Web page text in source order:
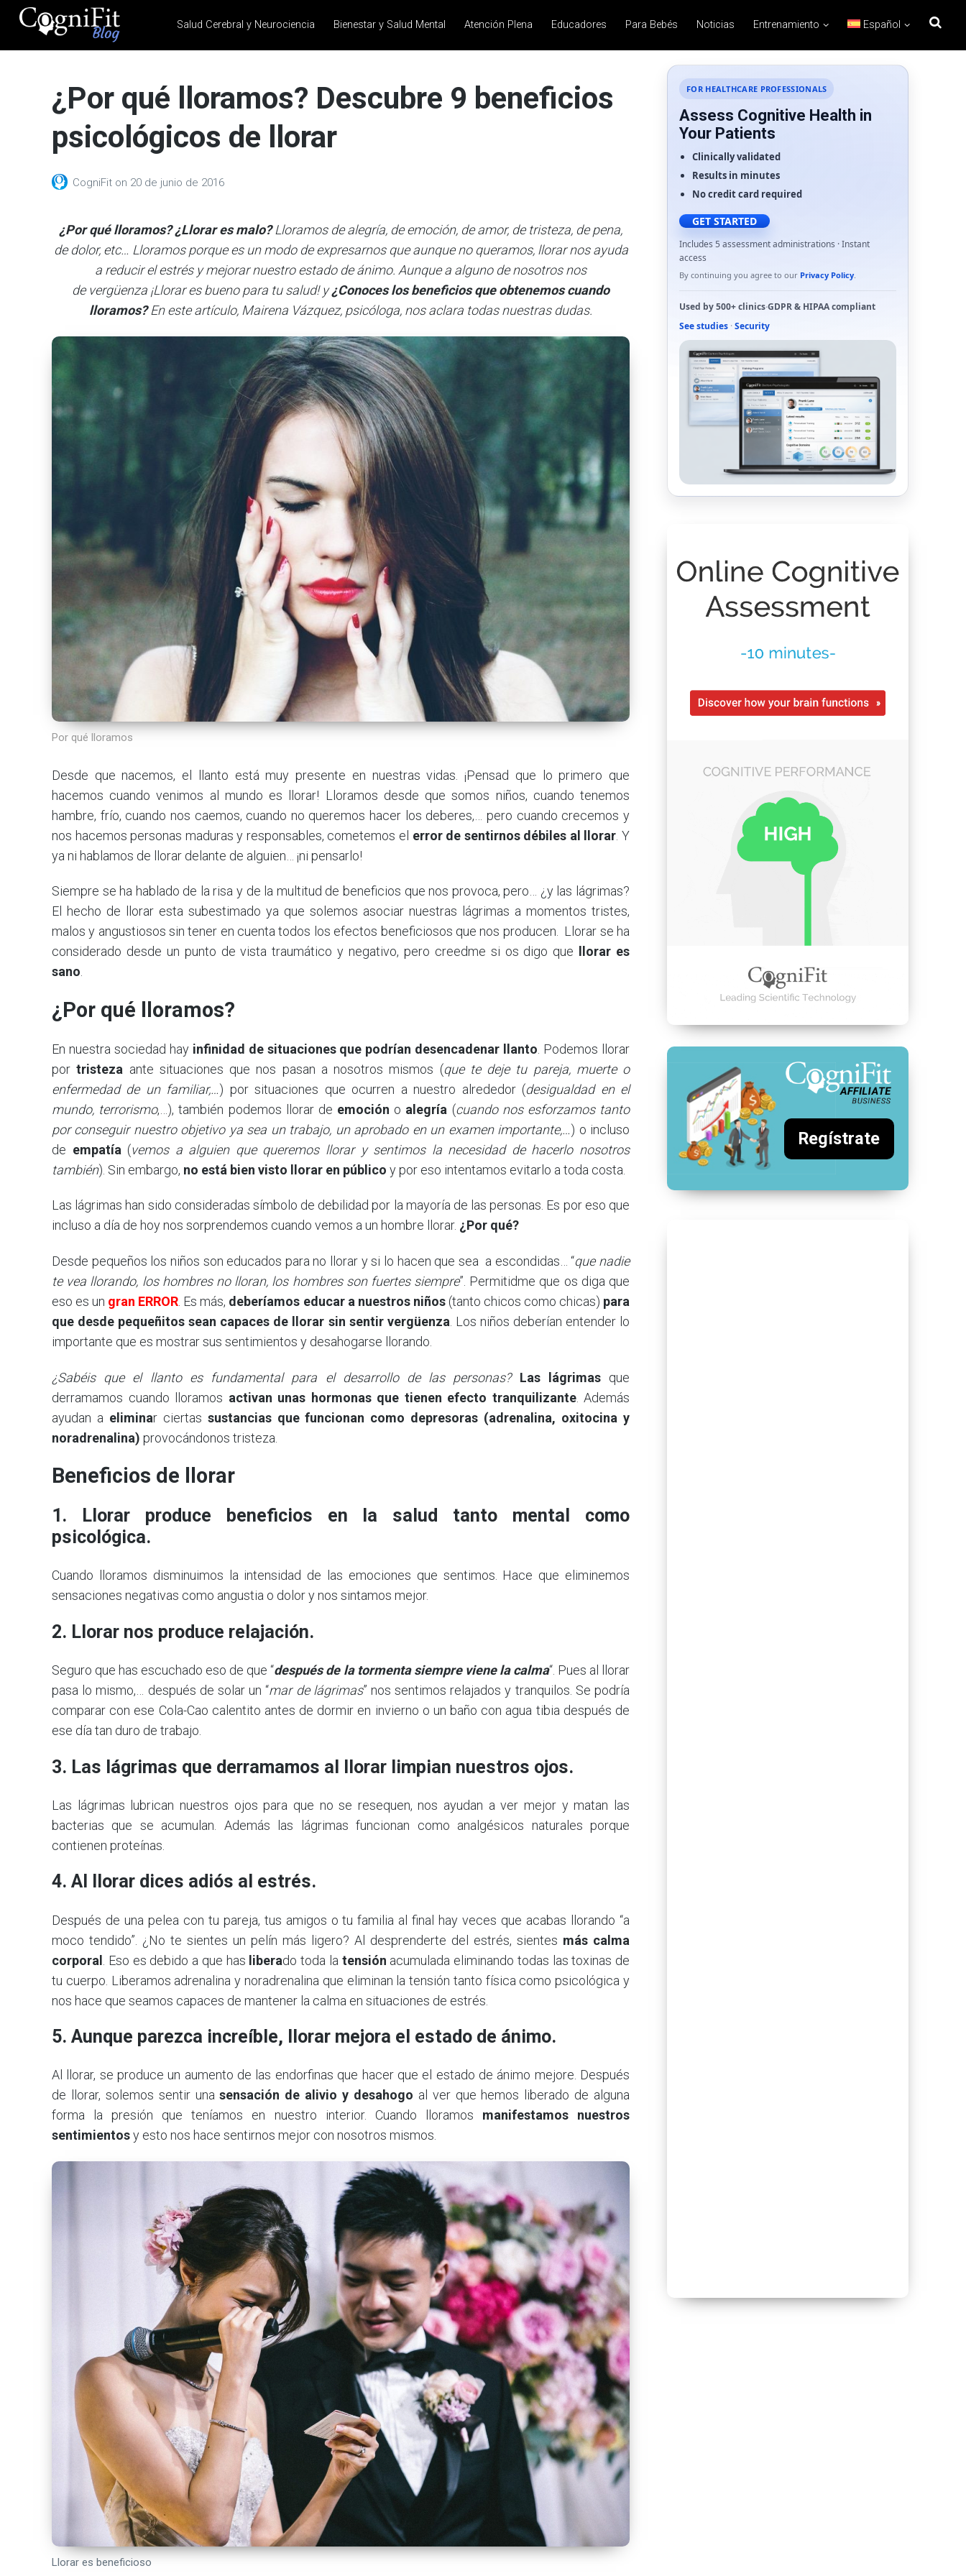
CogniFit
Health
News
Brain Training, Mental
Health, and Wellness
Salud Cerebral y Neurociencia Bienestar y Salud Mental Atención Plena Educadores Para Bebés Noticias Entrenamiento Español
¿Por qué lloramos? Descubre 9 beneficios
psicológicos de llorar
CogniFit on 20 de junio de 2016
¿Por qué lloramos?¿Llorar es malo?Lloramos de alegría, de emoción, de amor, de tristeza, de pena,
de dolor, etc… Lloramos porque es un modo de expresarnos que aunque no queramos, llorar nos ayuda
a reducir el estrés y mejorar nuestro estado de ánimo. Aunque a alguno de nosotros nos
de vergüenza ¡Llorar es bueno para tu salud! y¿Conoces los beneficios que obtenemos cuando
lloramos?En este artículo, Mairena Vázquez, psicóloga, nos aclara todas nuestras dudas.
Por qué lloramos
Desde que nacemos, el llanto está muy presente en nuestras vidas. ¡Pensad que lo primero que
hacemos cuando venimos al mundo es llorar! Lloramos desde que somos niños, cuando tenemos
hambre, frío, cuando nos caemos, cuando no queremos hacer los deberes,… pero cuando crecemos y
nos hacemos personas maduras y responsables, cometemos el error de sentirnos débiles al llorar . Y
ya ni hablamos de llorar delante de alguien… ¡ni pensarlo!
Siempre se ha hablado de la risa y de la multitud de beneficios que nos provoca, pero… ¿y las lágrimas?
El hecho de llorar esta subestimado ya que solemos asociar nuestras lágrimas a momentos tristes,
malos y angustiosos sin tener en cuenta todos los efectos beneficiosos que nos producen. Llorar se ha
considerado desde un punto de vista traumático y negativo, pero creedme si os digo que
llorar es
sano
¿Por qué lloramos?
En nuestra sociedad hay infinidad de situaciones que podrían desencadenar llanto . Podemos llorar
portristeza ante situaciones que nos pasan a nosotros mismos (que te deje tu pareja, muerte o
enfermedad de un familiar,…) por situaciones que ocurren a nuestro alrededor (desigualdad en el
mundo, terrorismo,…), también podemos llorar de emoción o alegría (cuando nos esforzamos tanto
por conseguir nuestro objetivo ya sea un trabajo, un aprobado en un examen importante,…) o incluso
de empatía (vemos a alguien que queremos llorar y sentimos la necesidad de hacerlo nosotros
también). Sin embargo, no está bien visto llorar en público y por eso intentamos evitarlo a toda costa.
Las lágrimas han sido consideradas símbolo de debilidad por la mayoría de las personas. Es por eso que
incluso a día de hoy nos sorprendemos cuando vemos a un hombre llorar. ¿Por qué?
Desde pequeños los niños son educados para no llorar y si lo hacen que sea a escondidas… “que nadie
te vea llorando, los hombres no lloran, los hombres son fuertes siempre”. Permitidme que os diga que
eso es un gran ERROR . Es más, deberíamos educar a nuestros niños(tanto chicos como chicas) para
que desde pequeñitos sean capaces de llorar sin sentir vergüenza . Los niños deberían entender lo
importante que es mostrar sus sentimientos y desahogarse llorando.
¿Sabéis que el llanto es fundamental para el desarrollo de las personas? Las lágrimasque
derramamos cuando lloramos activan unas hormonas que tienen efecto tranquilizante. Además
ayudan a eliminar ciertas sustancias que funcionan como depresoras (adrenalina, oxitocina y
noradrenalina) provocándonos tristeza.
Beneficios de llorar
1. Llorar produce beneficios en la salud tanto mental como
psicológica.
Cuando lloramos disminuimos la intensidad de las emociones que sentimos. Hace que eliminemos
sensaciones negativas como angustia o dolor y nos sintamos mejor.
2. Llorar nos produce relajación.
Seguro que has escuchado eso de que “después de la tormenta siempre viene la calma“. Pues al llorar
pasa lo mismo,… después de solar un “mar de lágrimas” nos sentimos relajados y tranquilos. Se podría
comparar con ese Cola-Cao calentito antes de dormir en invierno o un baño con agua tibia después de
ese día tan duro de trabajo.
3. Las lágrimas que derramamos al llorar limpian nuestros ojos.
Las lágrimas lubrican nuestros ojos para que no se resequen, nos ayudan a ver mejor y matan las
bacterias que se acumulan. Además las lágrimas funcionan como analgésicos naturales porque
contienen proteínas.
4. Al llorar dices adiós al estrés.
Después de una pelea con tu pareja, tus amigos o tu familia al final hay veces que acabas llorando “a
moco tendido”. ¿No te sientes un pelín más ligero? Al desprenderte del estrés, sientes más calma
corporal . Eso es debido a que has liberado toda la tensión acumulada eliminando todas las toxinas de
tu cuerpo. Liberamos adrenalina y noradrenalina que eliminan la tensión tanto física como psicológica y
nos hace que seamos capaces de mantener la calma en situaciones de estrés.
5. Aunque parezca increíble, llorar mejora el estado de ánimo.
Al llorar, se produce un aumento de las endorfinas que hacer que el estado de ánimo mejore. Después
de llorar, solemos sentir unasensación de alivio y desahogo al ver que hemos liberado de alguna
forma la presión que teníamos en nuestro interior. Cuando lloramos manifestamos nuestros
sentimientosy esto nos hace sentirnos mejor con nosotros mismos.
Llorar es beneficioso
FOR HEALTHCARE PROFESSIONALS
Assess Cognitive Health in
Your Patients
Clinically validated
Results in minutes
No credit card required
GET STARTED
Includes 5 assessment administrations · Instant
access
By continuing you agree to our Privacy Policy.
Used by500+ clinics·GDPR& HIPAAcompliant
See studies · Security
Regístrate